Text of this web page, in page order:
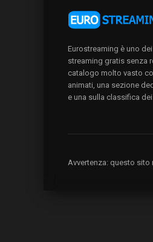
Eurostreaming è uno
streaming gratis senza
catalogo molto vasto
animati, una sezione
e una sulla classifica
Avvertenza: questo